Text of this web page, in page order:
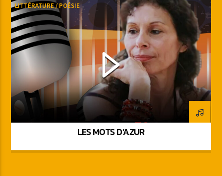
LITTÉRATURE / POÉSIE
LES MOTS D’AZUR